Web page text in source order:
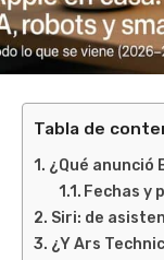
Tabla de
¿Qué
Fechas y
Siri: de
¿Y Ars